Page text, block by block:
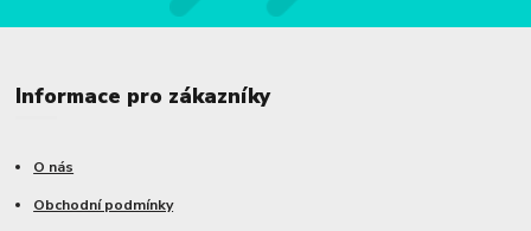
Informace pro zákazníky
O nás
Obchodní podmínky